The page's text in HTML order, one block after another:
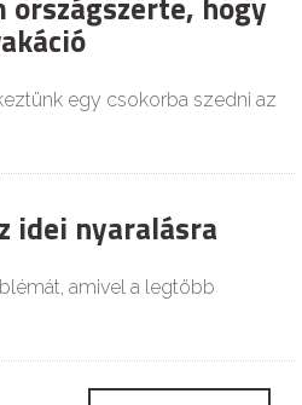
egy csokorba szedni az
idei nyaralásra
amivel a legtöbb